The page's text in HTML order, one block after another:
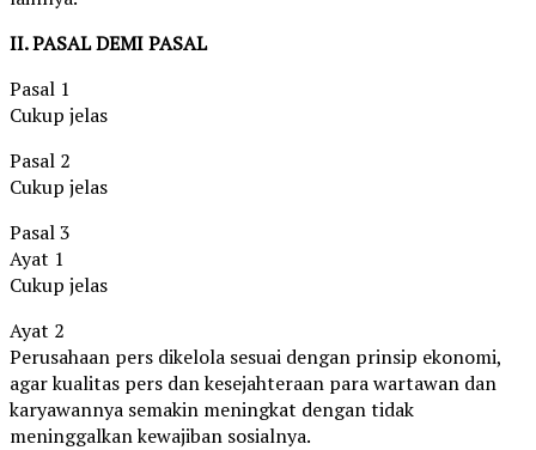
II. PASAL DEMI PASAL
Pasal 1
Cukup jelas
Pasal 2
Cukup jelas
Pasal 3
Ayat 1
Cukup jelas
Ayat 2
Perusahaan pers dikelola sesuai dengan prinsip ekonomi,
agar kualitas pers dan kesejahteraan para wartawan dan
karyawannya semakin meningkat dengan tidak
meninggalkan kewajiban sosialnya.